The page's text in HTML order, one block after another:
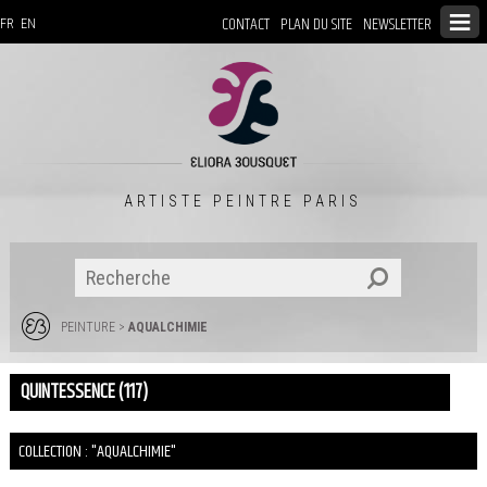
CONTACT PLAN DU SITE NEWSLETTER
FR EN
ARTISTE PEINTRE PARIS
PEINTURE> AQUALCHIMIE
QUINTESSENCE (117)
COLLECTION : "AQUALCHIMIE"